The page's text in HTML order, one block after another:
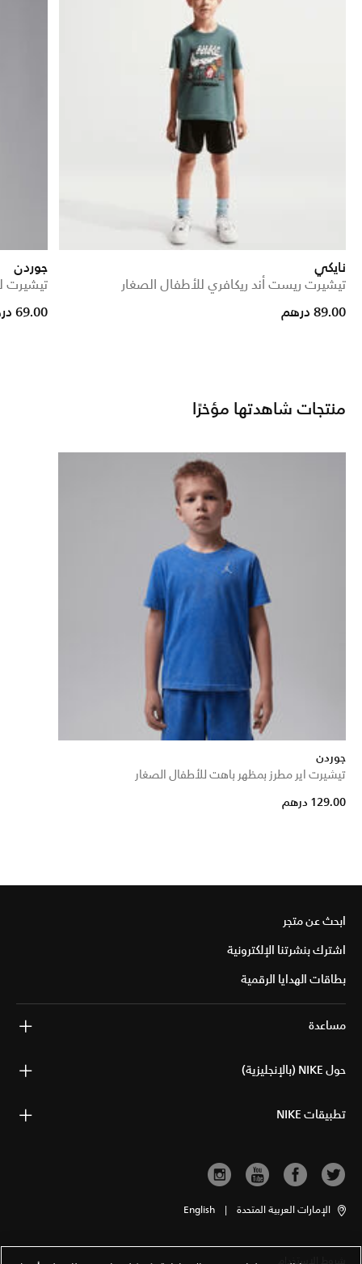
نايكي
تيشيرت ريست أند ريكافري للأطفال الصغار
89.00 درهم
جوردن
تيشيرت
Price reduced from
to
69.00 درهم
منتجات شاهدتها مؤخرًا
جوردن
تيشيرت اير مطرز بمظهر باهت للأطفال الصغار
129.00 درهم
ابحث عن متجر
اشترك بنشرتنا الإلكترونية
بطاقات الهدايا الرقمية
مساعدة
حول NIKE (بالإنجليزية)
تطبيقات NIKE
الإمارات العربية المتحدة |
English